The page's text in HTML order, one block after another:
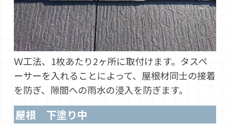
Ｗ工法、1枚あたり2ヶ所に取付けます。タスペ
ーサーを入れることによって、屋根材同士の接着
を防ぎ、隙間への雨水の浸入を防ぎます。
屋根 下塗り中